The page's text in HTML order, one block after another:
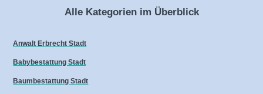
Alle Kategorien im Überblick
Anwalt Erbrecht Stadt
Babybestattung Stadt
Baumbestattung Stadt